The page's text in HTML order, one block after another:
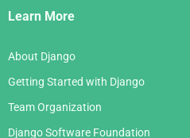
Links
Learn More
About Django
Getting Started with Django
Team Organization
Django Software Foundation